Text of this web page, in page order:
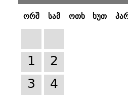
ორშ სამ ოთხ ხუთ
1
2
3
4